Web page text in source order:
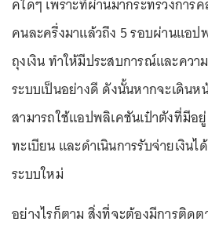
คนละครึ่งมาแล้วถึง 5 รอบผ่านแอป
ถุงเงิน ทำให้มีประสบการณ์และคว
ระบบเป็นอย่างดี ดังนั้นหากจะเดินห
สามารถใช้แอปพลิเคชันเป๋าตังที่มีอ
ทะเบียน และดำเนินการรับจ่ายเงิ
ระบบใหม่
อย่างไรก็ตาม สิ่งที่จะต้องมีการติดต